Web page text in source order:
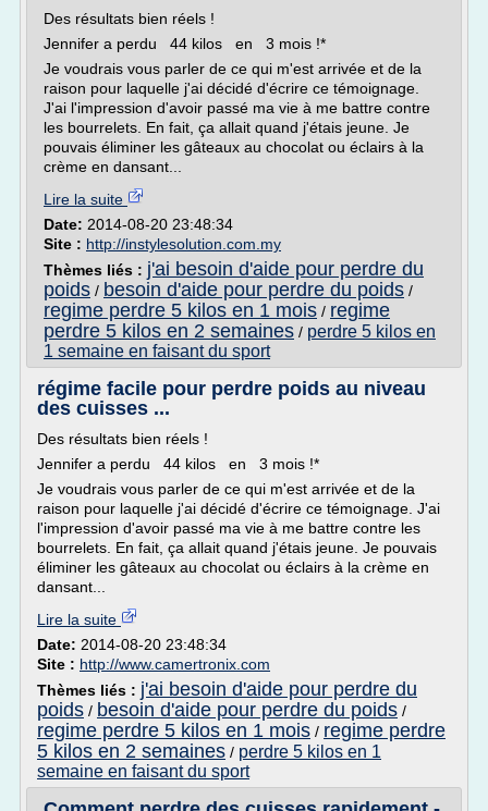
Des résultats bien réels !
Jennifer a perdu 44 kilos en 3 mois !*
Je voudrais vous parler de ce qui m'est arrivée et de la
raison pour laquelle j'ai décidé d'écrire ce témoignage.
J'ai l'impression d'avoir passé ma vie à me battre contre
les bourrelets. En fait, ça allait quand j'étais jeune. Je
pouvais éliminer les gâteaux au chocolat ou éclairs à la
crème en dansant...
Lire la suite
Date: 2014-08-20 23:48:34
Site : http://instylesolution.com.my
Thèmes liés : j'ai besoin d'aide pour perdre du
poids / besoin d'aide pour perdre du poids /
regime perdre 5 kilos en 1 mois / regime
perdre 5 kilos en 2 semaines / perdre 5 kilos en
1 semaine en faisant du sport
régime facile pour perdre poids au niveau
des cuisses ...
Des résultats bien réels !
Jennifer a perdu 44 kilos en 3 mois !*
Je voudrais vous parler de ce qui m'est arrivée et de la
raison pour laquelle j'ai décidé d'écrire ce témoignage. J'ai
l'impression d'avoir passé ma vie à me battre contre les
bourrelets. En fait, ça allait quand j'étais jeune. Je pouvais
éliminer les gâteaux au chocolat ou éclairs à la crème en
dansant...
Lire la suite
Date: 2014-08-20 23:48:34
Site : http://www.camertronix.com
Thèmes liés : j'ai besoin d'aide pour perdre du
poids / besoin d'aide pour perdre du poids /
regime perdre 5 kilos en 1 mois / regime perdre
5 kilos en 2 semaines / perdre 5 kilos en 1
semaine en faisant du sport